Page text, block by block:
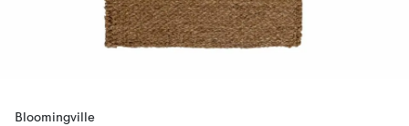
Bloomingville